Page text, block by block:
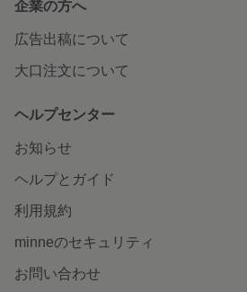
企業の方へ
広告出稿について
大口注文について
ヘルプセンター
お知らせ
ヘルプとガイド
利用規約
minneのセキュリティ
お問い合わせ